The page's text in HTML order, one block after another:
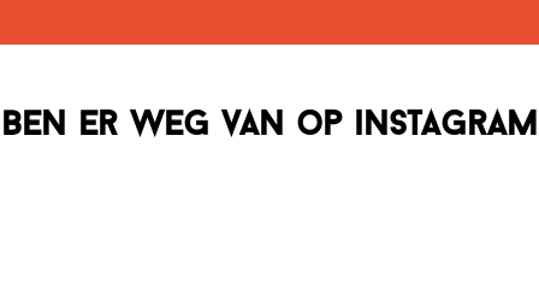
ben er weg van op instagram